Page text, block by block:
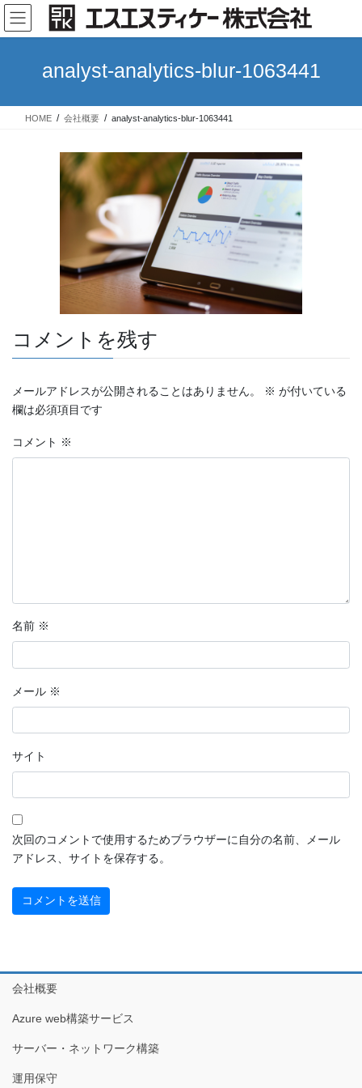
コ
ン
テ
ス
ナ
ビ
ゲ
ン
analyst-analytics-blur-1063441
HOME 会社概要 analyst-analytics-blur-1063441
コメントを残す
メールアドレスが公開されることはありません。 ※ が付いている
欄は必須項目です
コメント ※
名前 ※
メール ※
サイト
次回のコメントで使用するためブラウザーに自分の名前、メール
アドレス、サイトを保存する。
会社概要
Azure web構築サービス
サーバー・ネットワーク構築
運用保守